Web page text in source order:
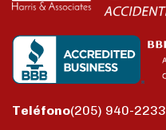
Teléfono(205) 940-2233